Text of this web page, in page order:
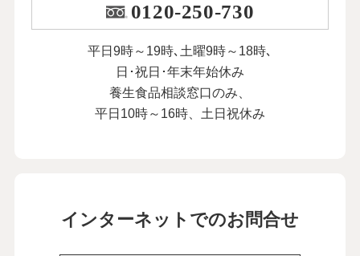
0120-250-730
平日9時～19時､土曜9時～18時､
日･祝日･年末年始休み
養生食品相談窓口のみ、
平日10時～16時、土日祝休み
インターネットでのお問合せ